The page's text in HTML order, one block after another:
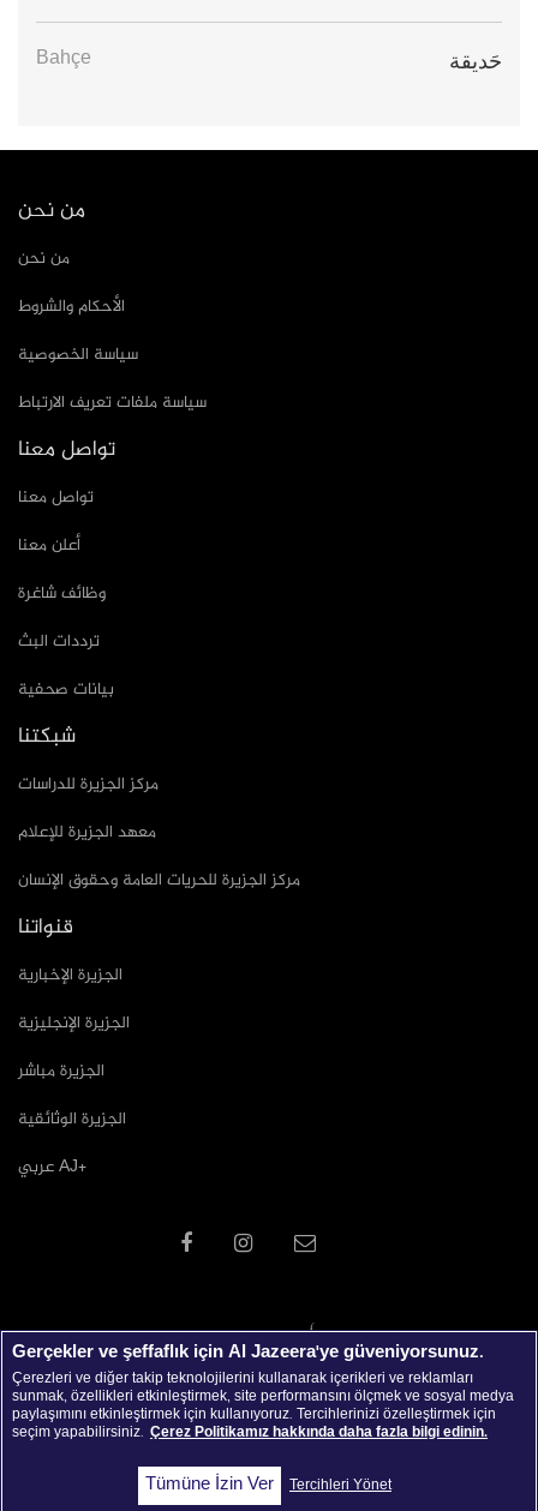
حَديقة Bahçe
من نحن
من نحن
الأحكام والشروط
سياسة الخصوصية
سياسة ملفات تعريف الارتباط
تواصل معنا
تواصل معنا
أعلن معنا
وظائف شاغرة
ترددات البث
بيانات صحفية
شبكتنا
مركز الجزيرة للدراسات
معهد الجزيرة للإعلام
مركز الجزيرة للحريات العامة وحقوق الإنسان
قنواتنا
الجزيرة الإخبارية
الجزيرة الإنجليزية
الجزيرة مباشر
الجزيرة الوثائقية
عربي AJ+
جميع الحقوق محفوظة © 2026 شبكة الجزيرة الاعلامية
Gerçekler ve şeffaflık için Al Jazeera'ye güveniyorsunuz.
Çerezleri ve diğer takip teknolojilerini kullanarak içerikleri ve reklamları
sunmak, özellikleri etkinleştirmek, site performansını ölçmek ve sosyal medya
paylaşımını etkinleştirmek için kullanıyoruz. Tercihlerinizi özelleştirmek için
seçim yapabilirsiniz. Çerez Politikamız hakkında daha fazla bilgi edinin.
Tercihleri Yönet
Tümüne İzin Ver